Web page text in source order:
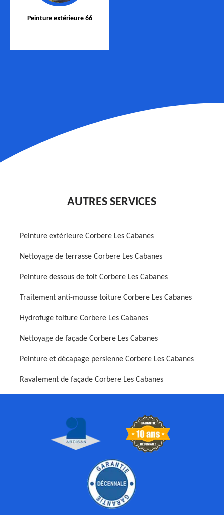
Peinture extérieure 66
AUTRES SERVICES
Peinture extérieure Corbere Les Cabanes
Nettoyage de terrasse Corbere Les Cabanes
Peinture dessous de toit Corbere Les Cabanes
Traitement anti-mousse toiture Corbere Les Cabanes
Hydrofuge toiture Corbere Les Cabanes
Nettoyage de façade Corbere Les Cabanes
Peinture et décapage persienne Corbere Les Cabanes
Ravalement de façade Corbere Les Cabanes